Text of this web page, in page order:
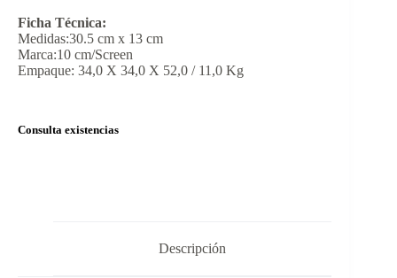
Ficha Técnica:
Medidas:30.5 cm x 13 cm
Marca:10 cm/Screen
Empaque: 34,0 X 34,0 X 52,0 / 11,0 Kg
Consulta existencias
Descripción